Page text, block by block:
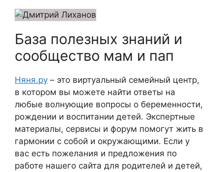
База полезных знаний и
сообщество мам и пап
Няня.ру – это виртуальный семейный центр,
в котором вы можете найти ответы на
любые волнующие вопросы о беременности,
рождении и воспитании детей. Экспертные
материалы, сервисы и форум помогут жить в
гармонии с собой и окружающими. Если у
вас есть пожелания и предложения по
работе нашего сайта для родителей и детей,